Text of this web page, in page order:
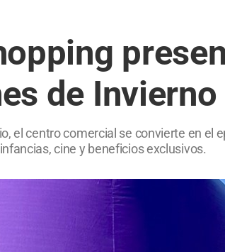
de Invierno
el centro comercial se convierte en
cine y beneficios exclusivos.